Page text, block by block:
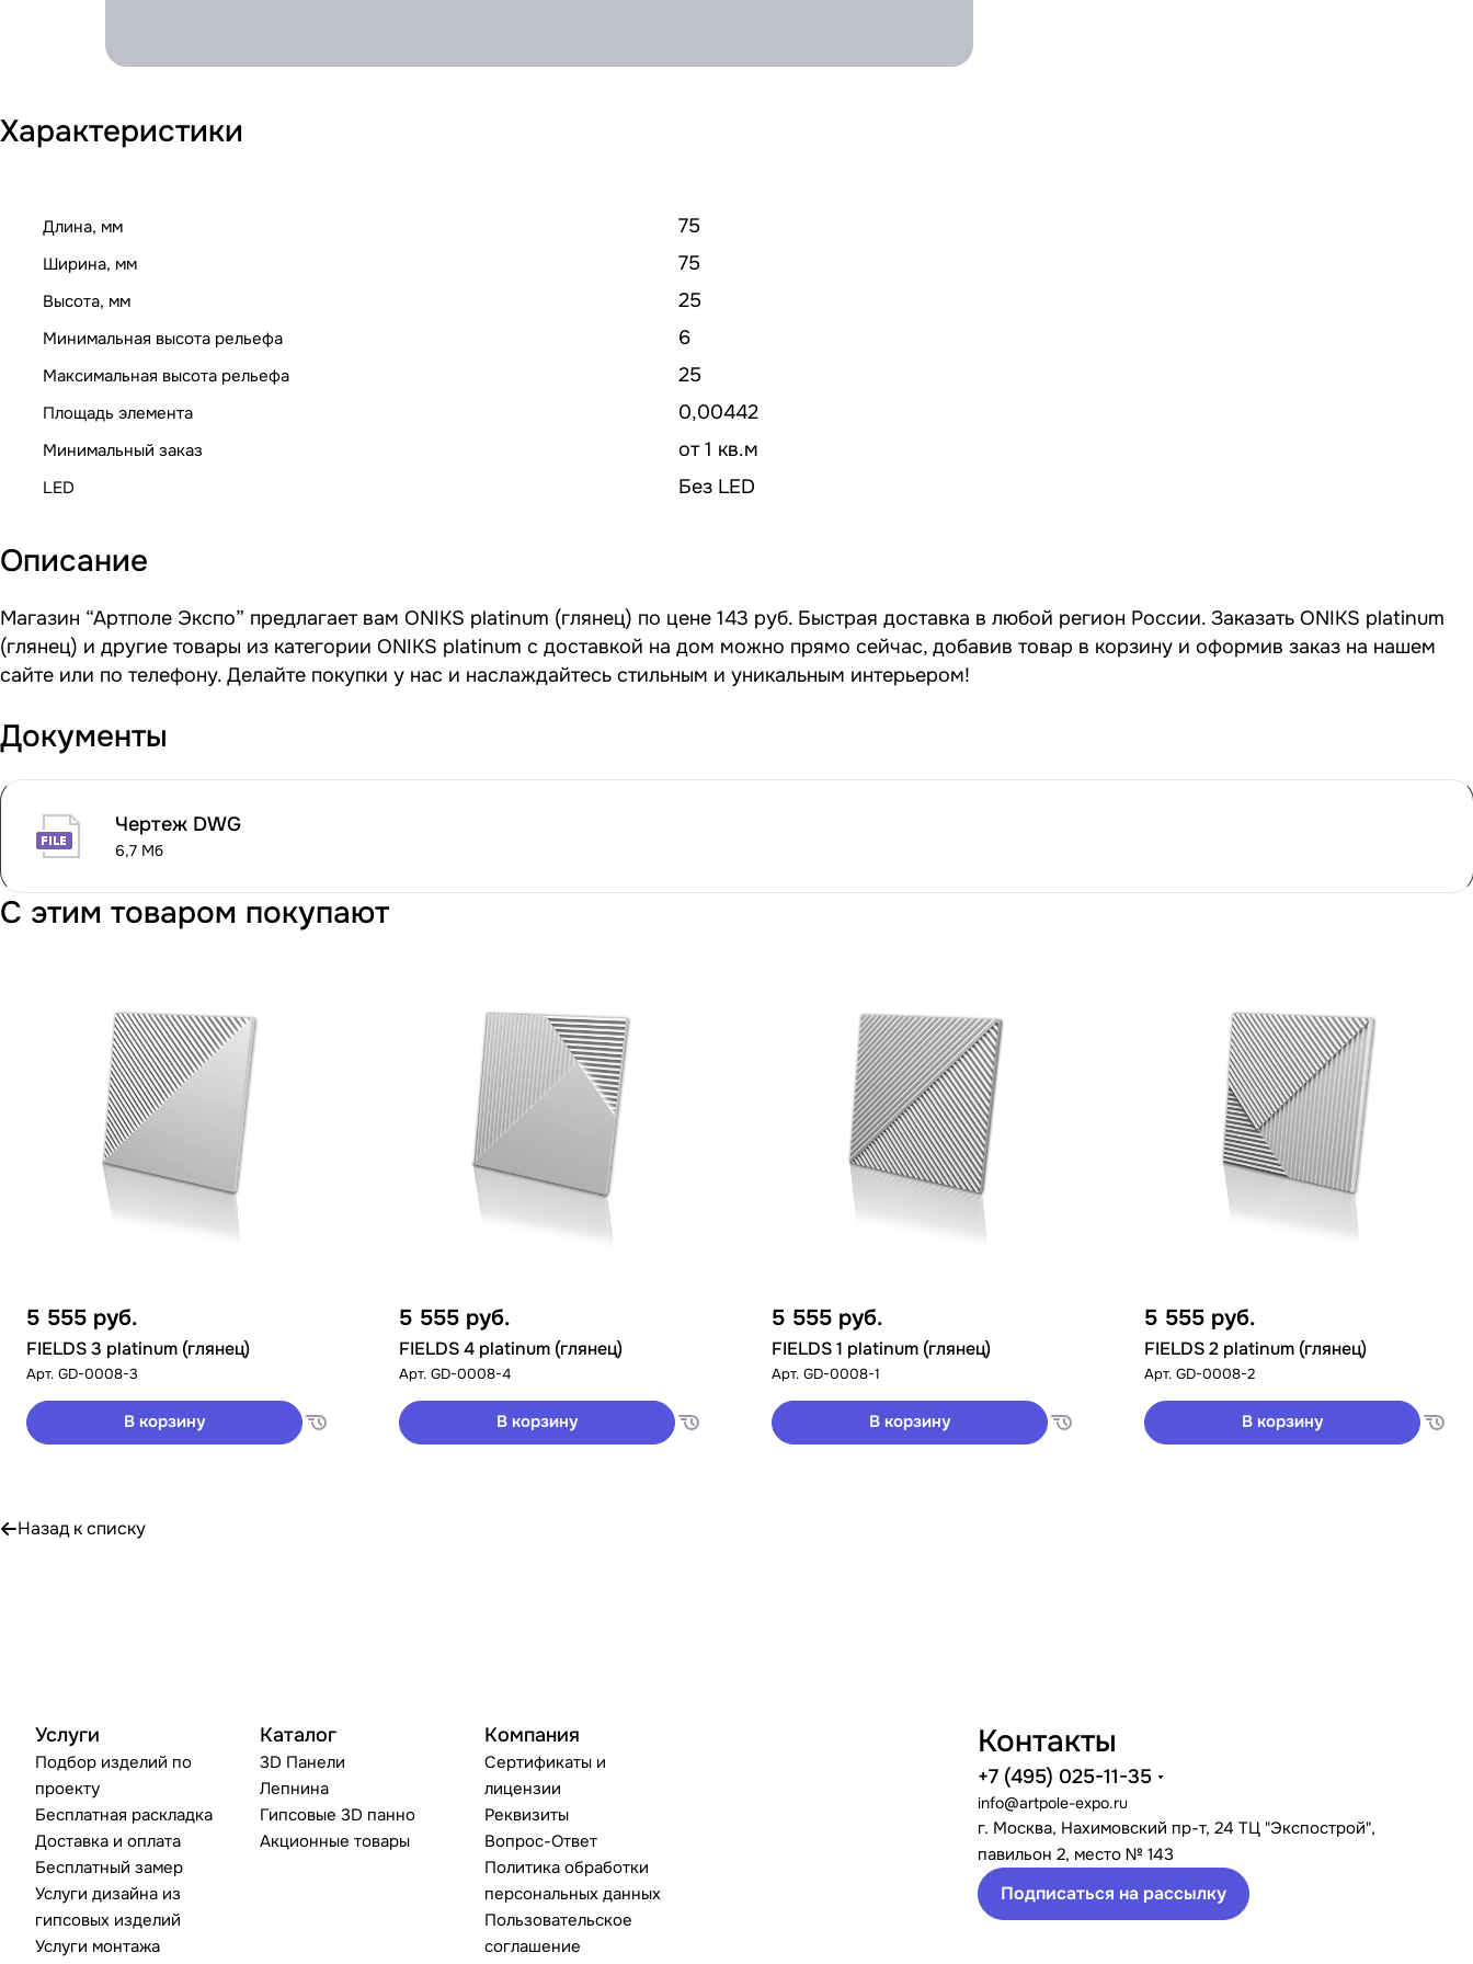
Характеристики
Длина, мм 75
Ширина, мм 75
Высота, мм 25
Минимальная высота рельефа 6
Максимальная высота рельефа 25
Площадь элемента 0,00442
Минимальный заказ от 1 кв.м
LED Без LED
Описание
Магазин “Артполе Экспо” предлагает вам ONIKS platinum (глянец) по цене 143 руб. Быстрая доставка в любой регион России. Заказать ONIKS platinum
(глянец) и другие товары из категории ONIKS platinum с доставкой на дом можно прямо сейчас, добавив товар в корзину и оформив заказ на нашем
сайте или по телефону. Делайте покупки у нас и наслаждайтесь стильным и уникальным интерьером!
Документы
Чертеж DWG
6,7 Мб
С этим товаром покупают
5 555 руб.
FIELDS 3 platinum (глянец)
Арт. GD-0008-3
В корзину
5 555 руб.
FIELDS 4 platinum (глянец)
Арт. GD-0008-4
В корзину
5 555 руб.
FIELDS 1 platinum (глянец)
Арт. GD-0008-1
В корзину
5 555 руб.
FIELDS 2 platinum (глянец)
Арт. GD-0008-2
В корзину
Назад к списку
Услуги
Подбор изделий по
проекту
Бесплатная раскладка
Доставка и оплата
Бесплатный замер
Услуги дизайна из
гипсовых изделий
Услуги монтажа
Каталог
3D Панели
Лепнина
Гипсовые 3D панно
Акционные товары
Компания
Сертификаты и
лицензии
Реквизиты
Вопрос-Ответ
Политика обработки
персональных данных
Пользовательское
соглашение
Контакты
+7 (495) 025-11-35
info@artpole-expo.ru
г. Москва, Нахимовский пр-т, 24 ТЦ "Экспострой",
павильон 2, место № 143
Подписаться на рассылку